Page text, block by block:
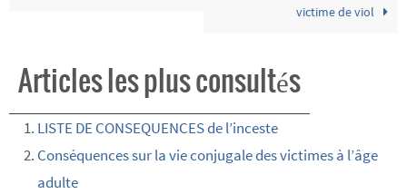
victime de viol
Articles les plus consultés
LISTE DE CONSEQUENCES de l’inceste
Conséquences sur la vie conjugale des victimes à l’âge
adulte